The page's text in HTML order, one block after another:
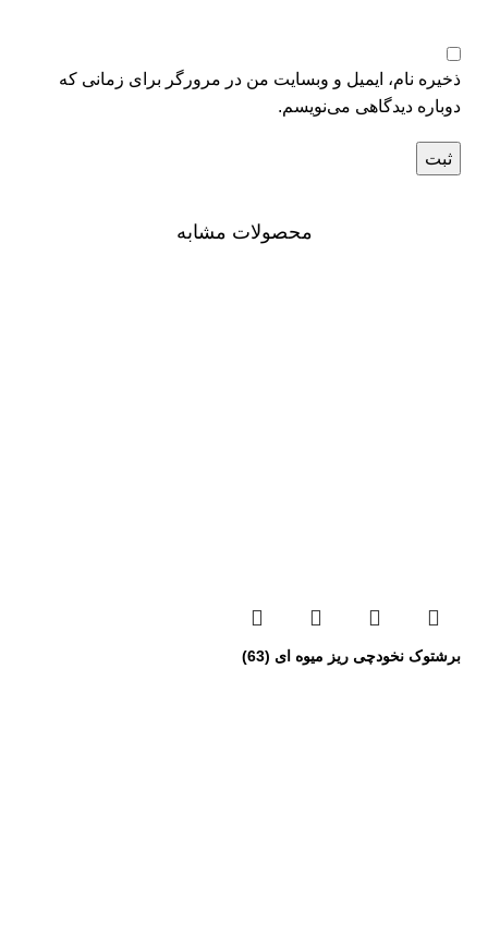
ذخیره نام، ایمیل و وبسایت من در مرورگر برای زمانی که
دوباره دیدگاهی می‌نویسم.
محصولات مشابه
برشتوک نخودچی ریز میوه ای (63)